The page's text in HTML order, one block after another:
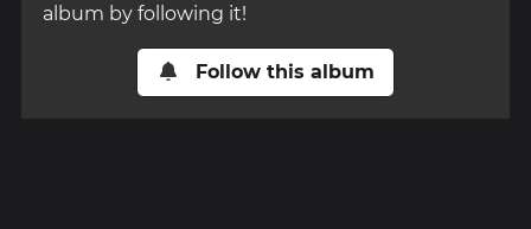
album by following it!
Follow this album